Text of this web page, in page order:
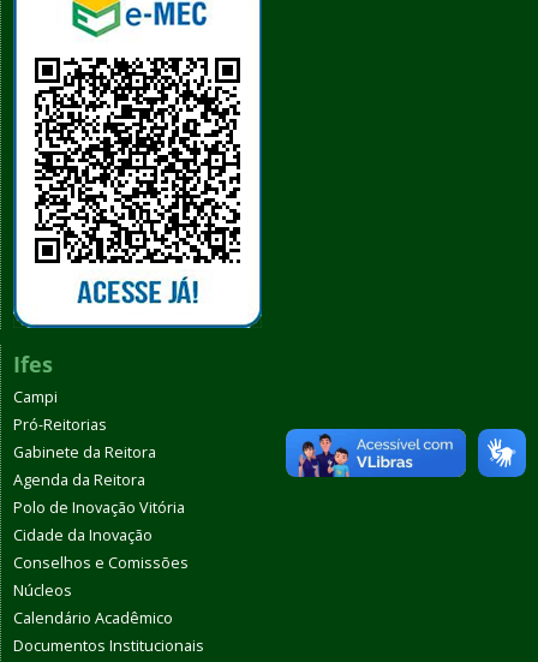
Ifes
Campi
Pró-Reitorias
Gabinete da Reitora
Agenda da Reitora
Polo de Inovação Vitória
Cidade da Inovação
Conselhos e Comissões
Núcleos
Calendário Acadêmico
Documentos Institucionais